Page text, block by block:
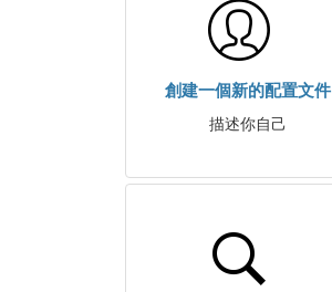
創建一個新的配置文件
描述你自己